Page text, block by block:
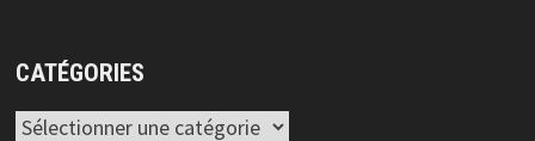
CATÉGORIES
Catégories